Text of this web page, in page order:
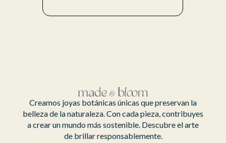
Creamos joyas botánicas únicas que preservan la
belleza de la naturaleza. Con cada pieza, contribuyes
a crear un mundo más sostenible. Descubre el arte
de brillar responsablemente.